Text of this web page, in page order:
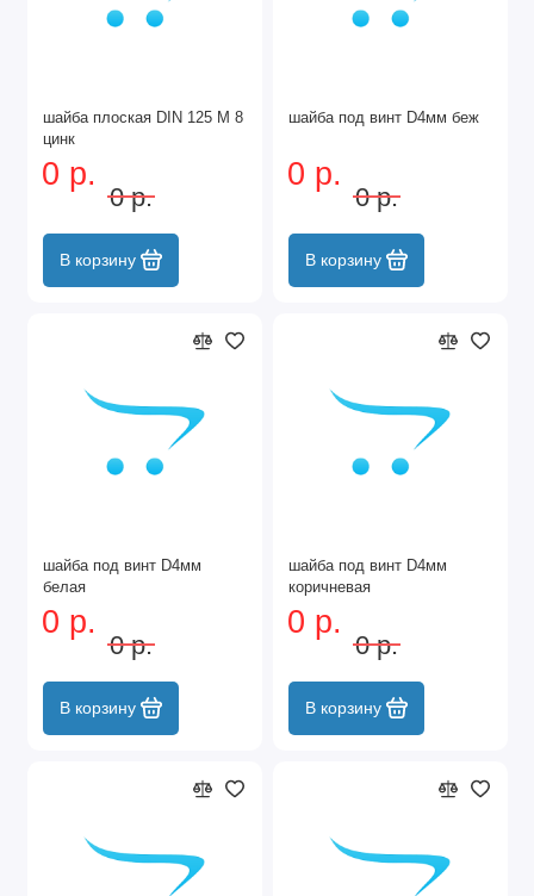
шайба плоская DIN 125 М 8
цинк
0 р.
0 р.
В корзину
шайба под винт D4мм беж
0 р.
0 р.
В корзину
шайба под винт D4мм
белая
0 р.
0 р.
В корзину
шайба под винт D4мм
коричневая
0 р.
0 р.
В корзину